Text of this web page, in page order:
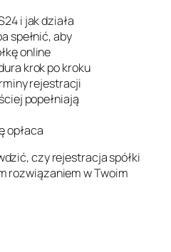
i jak działa
spełnić, aby
online
krok po kroku
rejestracji
popełniają
opłaca
czy rejestracja spółki
rozwiązaniem w Twoim